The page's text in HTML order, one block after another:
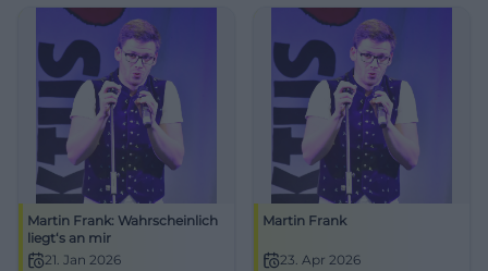
Martin Frank: Wahrscheinlich
liegt‘s an mir
21. Jan 2026
Martin Frank
23. Apr 2026